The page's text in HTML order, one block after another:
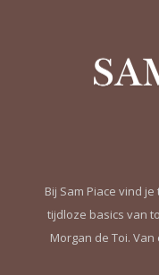
Bij Sam Piace vind
tijdloze basics van
Morgan de Toi.